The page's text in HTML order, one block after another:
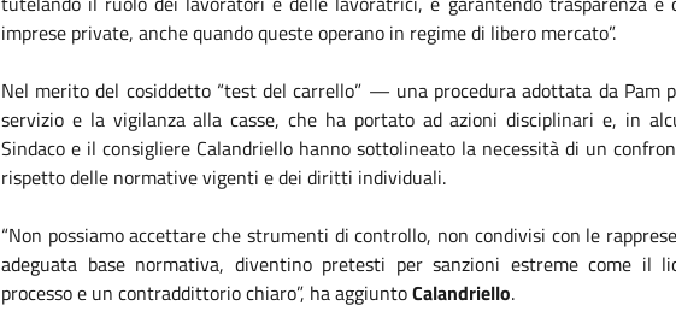
imprese private, anche quando queste operano in regime di libero mercato”.
Nel merito del cosiddetto “test del carrello” — una procedura adottata da Pam
servizio e la vigilanza alla casse, che ha portato ad azioni disciplinari e, in
Sindaco e il consigliere Calandriello hanno sottolineato la necessità di un
rispetto delle normative vigenti e dei diritti individuali.
“Non possiamo accettare che strumenti di controllo, non condivisi con le
adeguata base normativa, diventino pretesti per sanzioni estreme come il
processo e un contraddittorio chiaro”, ha aggiuntoCalandriello.